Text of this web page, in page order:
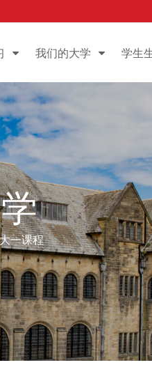
我们的大学 学生
一课程